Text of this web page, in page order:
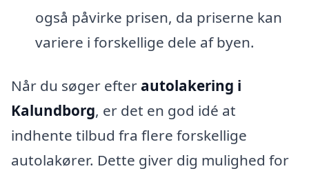
også påvirke prisen, da priserne kan
variere i forskellige dele af byen.
Når du søger efter autolakering i
Kalundborg, er det en god idé at
indhente tilbud fra flere forskellige
autolakører. Dette giver dig mulighed for